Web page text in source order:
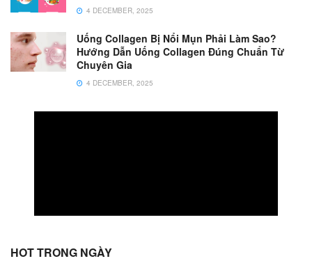
4 DECEMBER, 2025
Uống Collagen Bị Nổi Mụn Phải Làm Sao?
Hướng Dẫn Uống Collagen Đúng Chuẩn Từ
Chuyên Gia
4 DECEMBER, 2025
HOT TRONG NGÀY